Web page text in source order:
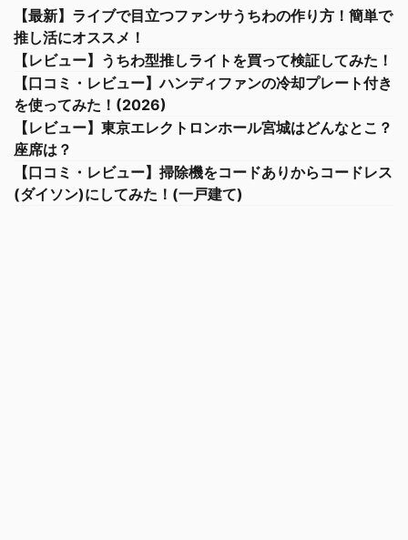
【最新】ライブで目立つファンサうちわの作り方！簡単で
推し活にオススメ！
【レビュー】うちわ型推しライトを買って検証してみた！
【口コミ・レビュー】ハンディファンの冷却プレート付き
を使ってみた！(2026)
【レビュー】東京エレクトロンホール宮城はどんなとこ？
座席は？
【口コミ・レビュー】掃除機をコードありからコードレス
(ダイソン)にしてみた！(一戸建て)